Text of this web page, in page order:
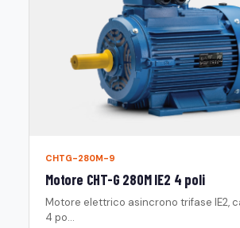
CHTG-280M-9
Motore CHT-G 280M IE2 4 poli
Motore elettrico asincrono trifase IE2,
4 po...